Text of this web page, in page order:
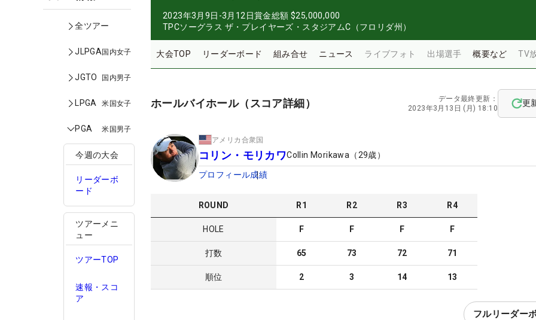
全ツアー
JLPGA国内女子
JGTO 国内男子
LPGA 米国女子
PGA 米国男子
今週の大会
リーダーボ
ード
ツアーメニ
ュー
ツアーTOP
速報・スコ
ア
2023年3月9日-3月12日賞金総額 $25,000,000
TPCソーグラス ザ・プレイヤーズ・スタジアムC（フロリダ州）
大会TOP リーダーボード 組み合せ ニュース ライブフォト 出場選手 概要など TV
ホールバイホール（スコア詳細）
データ最終更新：
2023年3月13日 (月) 18:10
更
アメリカ合衆国
コリン・モリカワCollin Morikawa （29歳）
プロフィール成績
ROUND R1 R2 R3 R4
HOLE F F F F
打数 65 73 72 71
順位 2 3 14 13
フルリーダー